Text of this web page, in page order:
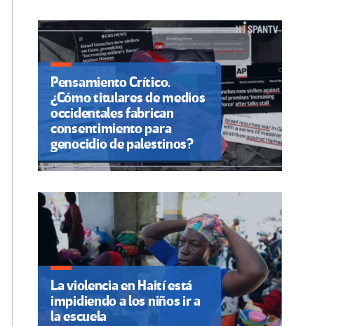
Pensamiento Crítico.
¿Cómo titulares de medios
occidentales fabrican
consentimiento para
genocidio de palestinos?
La violencia en Haití está
impidiendo a los niños ir a
la escuela